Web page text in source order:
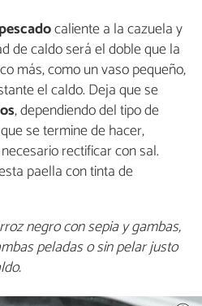
caliente a la cazuela y
de caldo será el doble que la
más, como un vaso pequeño,
el caldo. Deja que se
, dependiendo del tipo de
se termine de hacer,
rectificar con sal.
paella con tinta de
negro con sepia y gambas,
peladas o sin pelar justo